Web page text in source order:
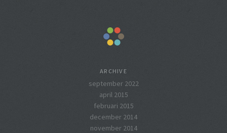
ARCHIVE
september 2022
april 2015
februari 2015
december 2014
november 2014